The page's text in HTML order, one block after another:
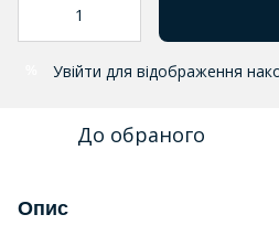
Увійти для відображення
До обраного
Опис